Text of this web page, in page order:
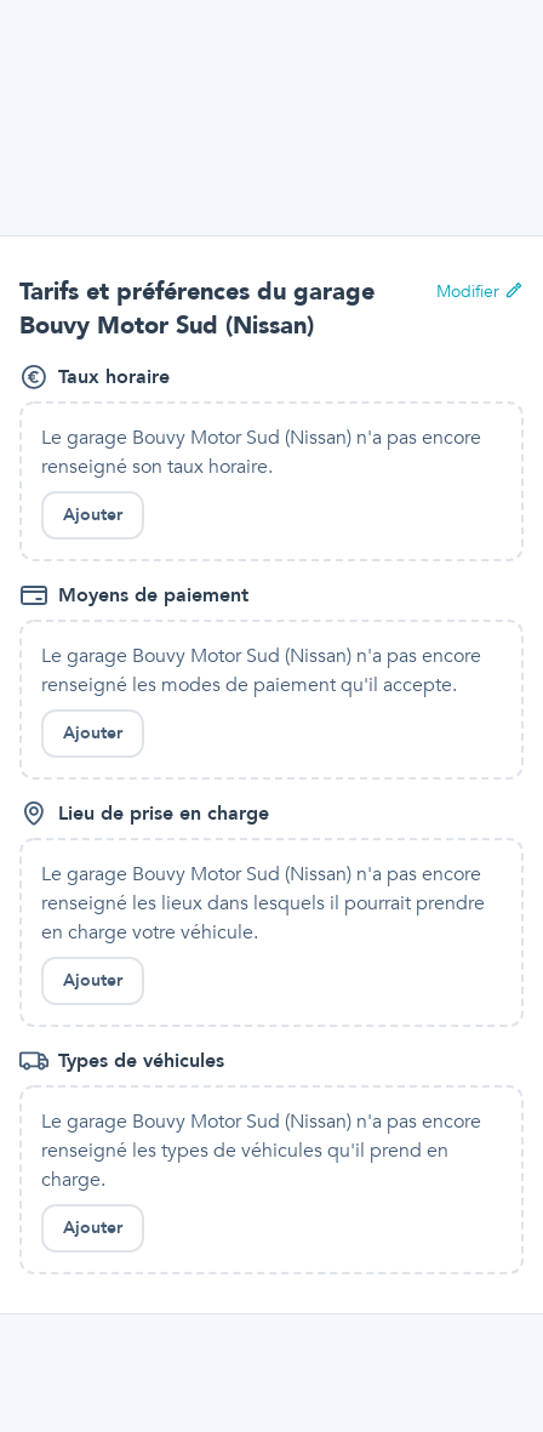
Tarifs et préférences du garage
Bouvy Motor Sud (Nissan)
Modifier
Taux horaire
Le garage Bouvy Motor Sud (Nissan) n'a pas encore
renseigné son taux horaire.
Ajouter
Moyens de paiement
Le garage Bouvy Motor Sud (Nissan) n'a pas encore
renseigné les modes de paiement qu'il accepte.
Ajouter
Lieu de prise en charge
Le garage Bouvy Motor Sud (Nissan) n'a pas encore
renseigné les lieux dans lesquels il pourrait prendre
en charge votre véhicule.
Ajouter
Types de véhicules
Le garage Bouvy Motor Sud (Nissan) n'a pas encore
renseigné les types de véhicules qu'il prend en
charge.
Ajouter